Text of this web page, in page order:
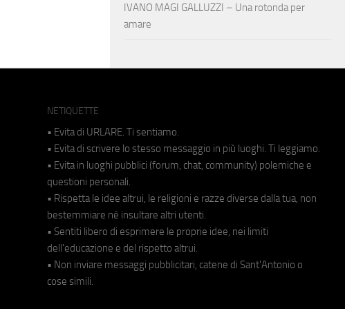
IVANO MAGI GALLUZZI – Una rotonda per
amare
NETIQUETTE
• Evita di URLARE. Ti sentiamo.
• Evita di scrivere lo stesso messaggio in più luoghi. Ti leggiamo.
• Evita in luoghi pubblici (forum, chat, community) polemiche e
questioni personali.
• Rispetta le idee altrui, le religioni e razze diverse dalla tua, non
bestemmiare né insultare altri utenti.
• Sentiti libero di esprimere le proprie idee, nei limiti
dell'educazione e del rispetto altrui.
• Non inviare messaggi pubblicitari, catene di Sant'Antonio o
cose simili.